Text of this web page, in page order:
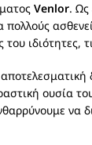
Venlor. Ως
πολλούς
ιδιότητες,
ουσία
να